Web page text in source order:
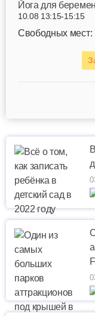
Йога для
10.08 13:15-15:15
Свободных мест: